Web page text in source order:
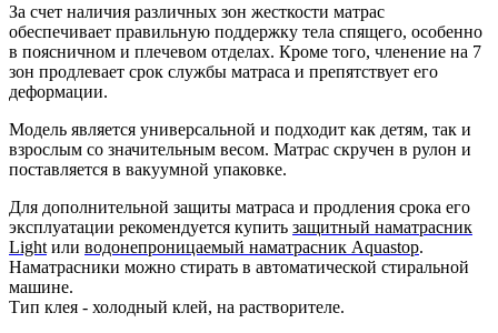
За счет наличия различных зон жесткости матрас
обеспечивает правильную поддержку тела спящего, особенно
в поясничном и плечевом отделах. Кроме того, членение на 7
зон продлевает срок службы матраса и препятствует его
деформации.
Модель является универсальной и подходит как детям, так и
взрослым со значительным весом. Матрас скручен в рулон и
поставляется в вакуумной упаковке.
Для дополнительной защиты матраса и продления срока его
эксплуатации рекомендуется купить защитный наматрасник
Light или водонепроницаемый наматрасник Aquastop.
Наматрасники можно стирать в автоматической стиральной
машине.
Тип клея - холодный клей, на растворителе.